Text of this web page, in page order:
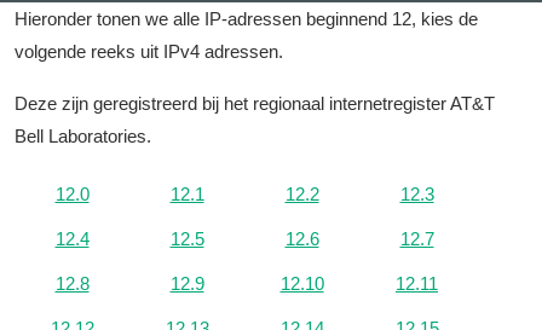
Hieronder tonen we alle IP-adressen beginnend 12, kies de
volgende reeks uit IPv4 adressen.
Deze zijn geregistreerd bij het regionaal internetregister AT&T
Bell Laboratories.
12.0 12.1 12.2 12.3
12.4 12.5 12.6 12.7
12.8 12.9 12.10 12.11